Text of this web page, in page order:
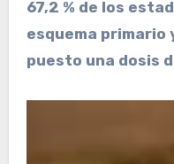
67,2 % de los
esquema primario
puesto una dosis